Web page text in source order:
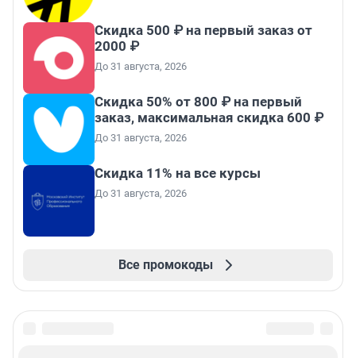
Скидка 500 ₽ на первый заказ от
2000 ₽
До 31 августа, 2026
Скидка 50% от 800 ₽ на первый
заказ, максимальная скидка 600 ₽
До 31 августа, 2026
Скидка 11% на все курсы
До 31 августа, 2026
Все промокоды